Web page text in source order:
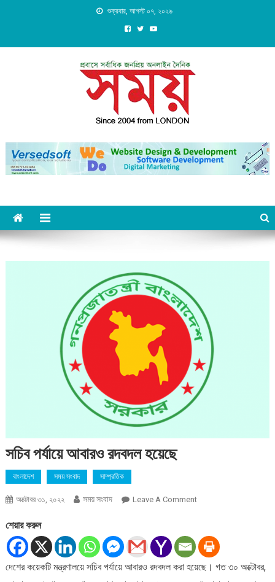
শুক্রবার, আগস্ট ০৭, ২০২৬
Daily Shomoy, Since 2004
from LONDON
সচিব পর্যায়ে আবারও রদবদল হয়েছে
বাংলাদেশ সময় সংবাদ সাম্প্রতিক
অক্টোবর ৩১, ২০২২ সময় সংবাদ Leave A CommentOn
আবারও
রদবদল
হয়েছে
শেয়ার করুন
দেশের কয়েকটি মন্ত্রণালয়ে সচিব পর্যায়ে আবারও রদবদল করা হয়েছে। গত ৩০ অক্টোবর,